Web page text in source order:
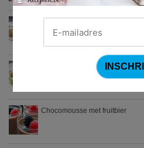
Courgetti met paprikasaus en
Chocomousse met fruitbier